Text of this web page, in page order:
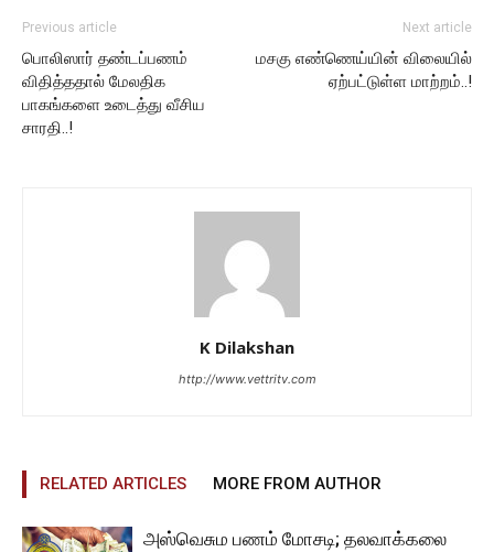
Previous article
பொலிஸார் தண்டப்பணம்
விதித்ததால் மேலதிக
பாகங்களை உடைத்து வீசிய
சாரதி..!
Next article
மசகு எண்ணெய்யின் விலையில்
ஏற்பட்டுள்ள மாற்றம்..!
K Dilakshan
http://www.vettritv.com
RELATED ARTICLES MORE FROM AUTHOR
அஸ்வெசும பணம் மோசடி; தலவாக்கலை